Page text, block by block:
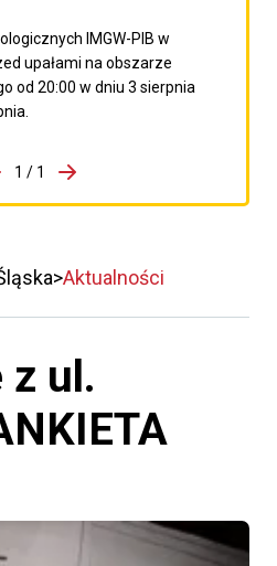
IMGW-PIB w
upałami na obszarze
od 20:00 w dniu 3 sierpnia
1 / 1
Przejdź do następnego
Aktualności
z ul.